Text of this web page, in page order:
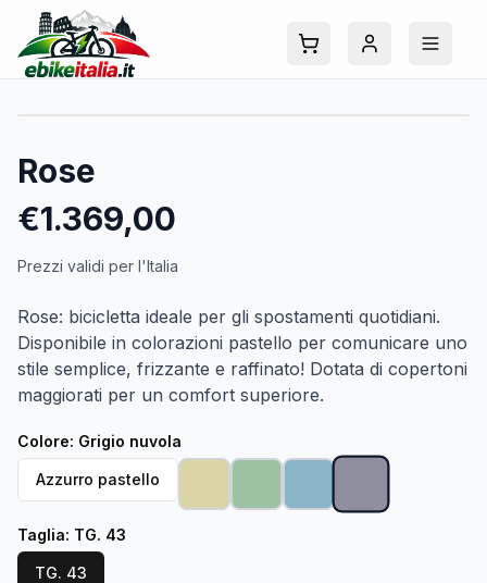
Rose
€1.369,00
Prezzi validi per l'Italia
Rose: bicicletta ideale per gli spostamenti quotidiani.
Disponibile in colorazioni pastello per comunicare uno
stile semplice, frizzante e raffinato! Dotata di copertoni
maggiorati per un comfort superiore.
Colore: Grigio nuvola
Azzurro pastello
Taglia: TG. 43
TG. 43